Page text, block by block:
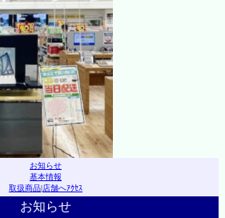
お知らせ
基本情報
取扱商品|店舗へｱｸｾｽ
お知らせ